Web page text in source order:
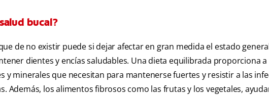
bucal?
de no existir puede si dejar afectar en gran medida el estado
dientes y encías saludables. Una dieta equilibrada proporciona a
y minerales que necesitan para mantenerse fuertes y resistir a las
Además, los alimentos fibrosos como las frutas y los vegetales,